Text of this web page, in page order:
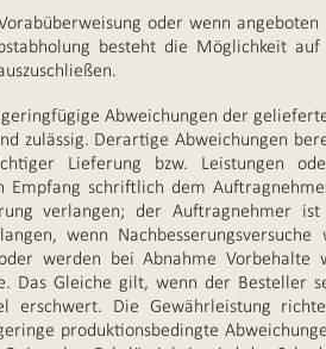
oder wenn angeboten
besteht die Möglichkeit
Abweichungen der
zulässig. Derartige Abweichungen
Lieferung bzw. Leistungen
schriftlich dem
verlangen; der Auftragnehmer
wenn Nachbesserungsversuche
werden bei Abnahme Vorbehalte
Das Gleiche gilt, wenn der Besteller
erschwert. Die Gewährleistung
produktionsbedingte